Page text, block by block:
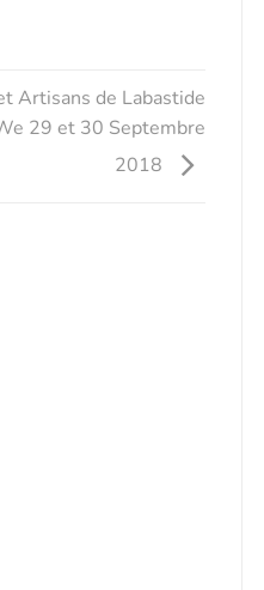
Artisans de Labastide
29 et 30 Septembre
2018